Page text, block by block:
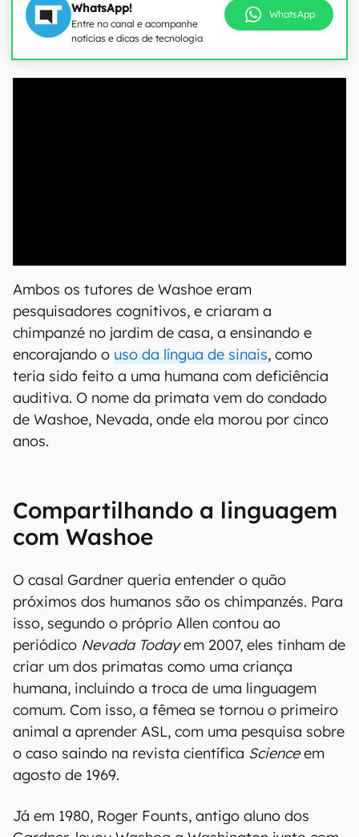
WhatsApp!
Entre no canal e acompanhe
notícias e dicas de tecnologia
WhatsApp
Ambos os tutores de Washoe eram
pesquisadores cognitivos, e criaram a
chimpanzé no jardim de casa, a ensinando e
encorajando o uso da língua de sinais, como
teria sido feito a uma humana com deficiência
auditiva. O nome da primata vem do condado
de Washoe, Nevada, onde ela morou por cinco
anos.
Compartilhando a linguagem
com Washoe
O casal Gardner queria entender o quão
próximos dos humanos são os chimpanzés. Para
isso, segundo o próprio Allen contou ao
periódico Nevada Todayem 2007, eles tinham de
criar um dos primatas como uma criança
humana, incluindo a troca de uma linguagem
comum. Com isso, a fêmea se tornou o primeiro
animal a aprender ASL, com uma pesquisa sobre
o caso saindo na revista científica Scienceem
agosto de 1969.
Já em 1980, Roger Founts, antigo aluno dos